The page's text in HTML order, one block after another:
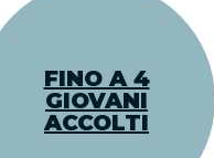
FINO A 4
GIOVANI
ACCOLTI